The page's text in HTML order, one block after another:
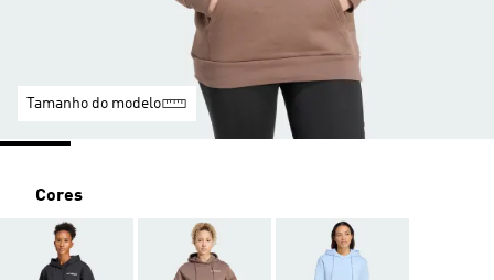
Tamanho do modelo
Cores